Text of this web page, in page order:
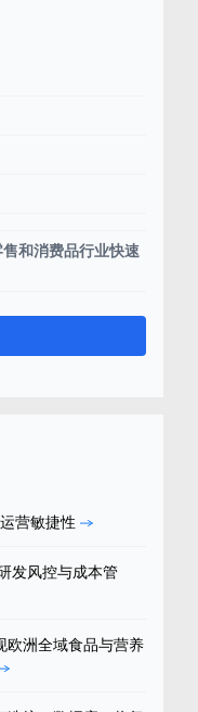
和消费品行业快速
营敏捷性
发风控与成本管
洲全域食品与营养